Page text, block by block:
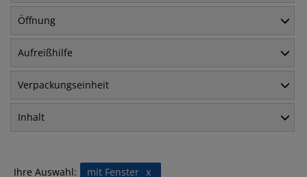
Öffnung
Aufreißhilfe
Verpackungseinheit
Inhalt
Ihre Auswahl: x
mit Fenster